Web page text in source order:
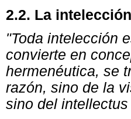
2.2. La intelección
"Toda intelección
convierte en
hermenéutica, se
razón, sino de la
sino del